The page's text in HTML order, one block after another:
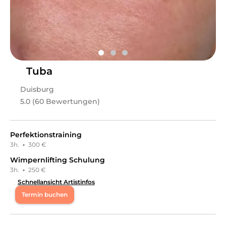
Sabina Dahn Cosmetics
in Oestrich-Winkel
Leistungen in
Nails, Pediküre, Körper, Massagen,
Kosmetik, Augenbrauenbehandlungen, Maniküre,
Haarentfernung, Waxing an.
Tuba
Duisburg
5.0 (60 Bewertungen)
Perfektionstraining
3h. · 300 €
Wimpernlifting Schulung
3h. · 250 €
Schnellansicht Artistinfos
Termin buchen
Mo 12:00 - 13:30, 19:00 - 23:00